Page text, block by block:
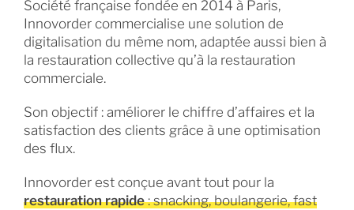
Société française fondée en 2014 à Paris,
Innovorder commercialise une solution de
digitalisation du même nom, adaptée aussi bien à
la restauration collective qu’à la restauration
commerciale.
Son objectif : améliorer le chiffre d’affaires et la
satisfaction des clients grâce à une optimisation
des flux.
Innovorder est conçue avant tout pour la
restauration rapide: snacking, boulangerie, fast